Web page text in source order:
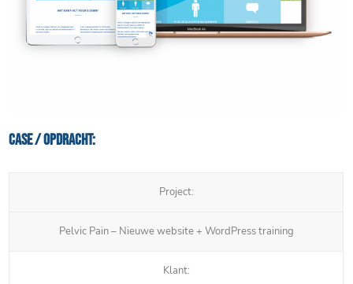
Case / Opdracht:
Project:
Pelvic Pain – Nieuwe website + WordPress training
Klant: